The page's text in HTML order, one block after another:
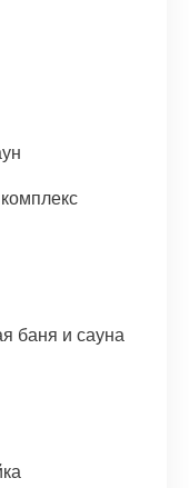
баня и сауна